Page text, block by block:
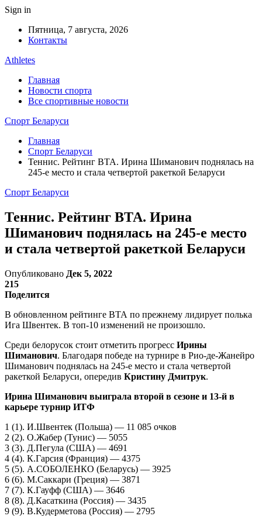
Sign in
Пятница, 7 августа, 2026
Контакты
Athletes
Главная
Новости спорта
Все спортивные новости
Спорт Беларуси
Главная
Спорт Беларуси
Теннис. Рейтинг ВТА. Ирина Шиманович поднялась на
245-е место и стала четвертой ракеткой Беларуси
Спорт Беларуси
Теннис. Рейтинг ВТА. Ирина
Шиманович поднялась на 245-е место
и стала четвертой ракеткой Беларуси
Опубликовано Дек 5, 2022
215
Поделится
В обновленном рейтинге ВТА по прежнему лидирует полька
Ига Швентек. В топ-10 изменений не произошло.
Среди белорусок стоит отметить прогресс Ирины
Шиманович. Благодаря победе на турнире в Рио-де-Жанейро
Шиманович поднялась на 245-е место и стала четвертой
ракеткой Беларуси, опередив Кристину Дмитрук.
Ирина Шиманович выиграла второй в сезоне и 13-й в
карьере турнир ИТФ
1 (1). И.Швентек (Польша) — 11 085 очков
2 (2). О.Жабер (Тунис) — 5055
3 (3). Д.Пегула (США) — 4691
4 (4). К.Гарсия (Франция) — 4375
5 (5). А.СОБОЛЕНКО (Беларусь) — 3925
6 (6). М.Саккари (Греция) — 3871
7 (7). К.Гауфф (США) — 3646
8 (8). Д.Касаткина (Россия) — 3435
9 (9). В.Кудерметова (Россия) — 2795